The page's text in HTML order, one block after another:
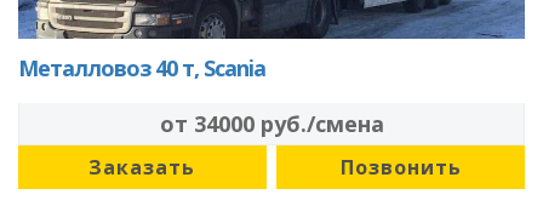
Металловоз 40 т, Scania
от 34000 руб./смена
Заказать Позвонить